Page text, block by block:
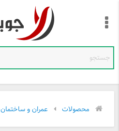
محصولات عمران و ساختمان